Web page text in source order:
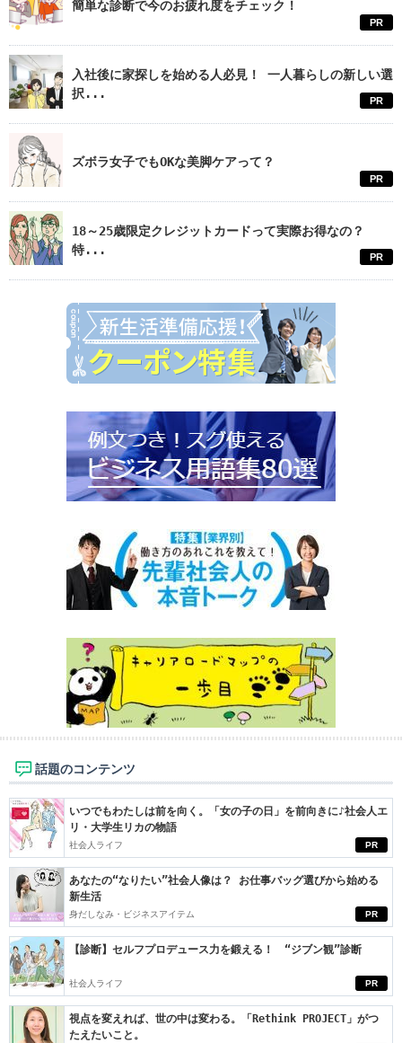
簡単な診断で今のお疲れ度をチェック！
PR
入社後に家探しを始める人必見！ 一人暮らしの新しい選
択...
PR
ズボラ女子でもOKな美脚ケアって？
PR
18～25歳限定クレジットカードって実際お得なの？
特...
PR
話題のコンテンツ
PR
いつでもわたしは前を向く。「女の子の日」を前向きに♪社会人エ
リ・大学生リカの物語
社会人ライフ
PR
あなたの“なりたい”社会人像は？ お仕事バッグ選びから始める
新生活
身だしなみ・ビジネスアイテム
PR
【診断】セルフプロデュース力を鍛える！ “ジブン観”診断
社会人ライフ
視点を変えれば、世の中は変わる。「Rethink PROJECT」がつ
たえたいこと。